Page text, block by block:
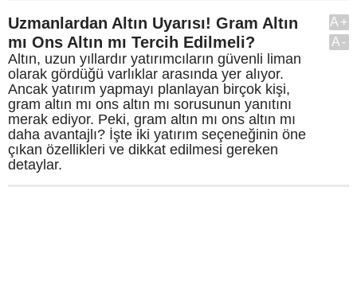
Uzmanlardan Altın Uyarısı! Gram Altın
mı Ons Altın mı Tercih Edilmeli?
Altın, uzun yıllardır yatırımcıların güvenli liman
olarak gördüğü varlıklar arasında yer alıyor.
Ancak yatırım yapmayı planlayan birçok kişi,
gram altın mı ons altın mı sorusunun yanıtını
merak ediyor. Peki, gram altın mı ons altın mı
daha avantajlı? İşte iki yatırım seçeneğinin öne
çıkan özellikleri ve dikkat edilmesi gereken
detaylar.
A+
A-